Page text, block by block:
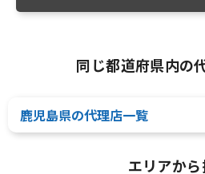
同じ都道府県内の
鹿児島県の代理店一覧
エリアか